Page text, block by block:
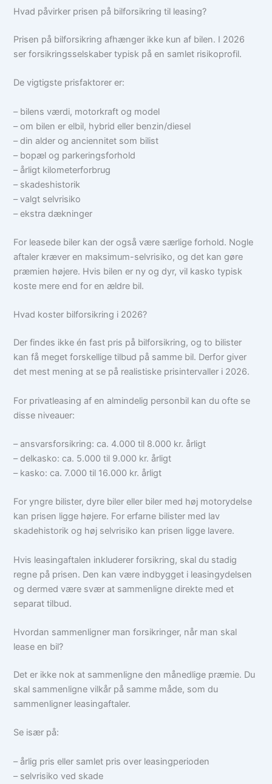
Hvad påvirker prisen på bilforsikring til leasing?
Prisen på bilforsikring afhænger ikke kun af bilen. I 2026
ser forsikringsselskaber typisk på en samlet risikoprofil.
De vigtigste prisfaktorer er:
– bilens værdi, motorkraft og model
– om bilen er elbil, hybrid eller benzin/diesel
– din alder og anciennitet som bilist
– bopæl og parkeringsforhold
– årligt kilometerforbrug
– skadeshistorik
– valgt selvrisiko
– ekstra dækninger
For leasede biler kan der også være særlige forhold. Nogle
aftaler kræver en maksimum-selvrisiko, og det kan gøre
præmien højere. Hvis bilen er ny og dyr, vil kasko typisk
koste mere end for en ældre bil.
Hvad koster bilforsikring i 2026?
Der findes ikke én fast pris på bilforsikring, og to bilister
kan få meget forskellige tilbud på samme bil. Derfor giver
det mest mening at se på realistiske prisintervaller i 2026.
For privatleasing af en almindelig personbil kan du ofte se
disse niveauer:
– ansvarsforsikring: ca. 4.000 til 8.000 kr. årligt
– delkasko: ca. 5.000 til 9.000 kr. årligt
– kasko: ca. 7.000 til 16.000 kr. årligt
For yngre bilister, dyre biler eller biler med høj motorydelse
kan prisen ligge højere. For erfarne bilister med lav
skadehistorik og høj selvrisiko kan prisen ligge lavere.
Hvis leasingaftalen inkluderer forsikring, skal du stadig
regne på prisen. Den kan være indbygget i leasingydelsen
og dermed være svær at sammenligne direkte med et
separat tilbud.
Hvordan sammenligner man forsikringer, når man skal
lease en bil?
Det er ikke nok at sammenligne den månedlige præmie. Du
skal sammenligne vilkår på samme måde, som du
sammenligner leasingaftaler.
Se især på:
– årlig pris eller samlet pris over leasingperioden
– selvrisiko ved skade